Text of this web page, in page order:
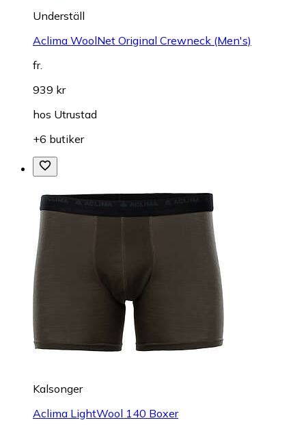
Underställ
Aclima WoolNet Original Crewneck (Men's)
fr.
939 kr
hos Utrustad
+6 butiker
Kalsonger
Aclima LightWool 140 Boxer